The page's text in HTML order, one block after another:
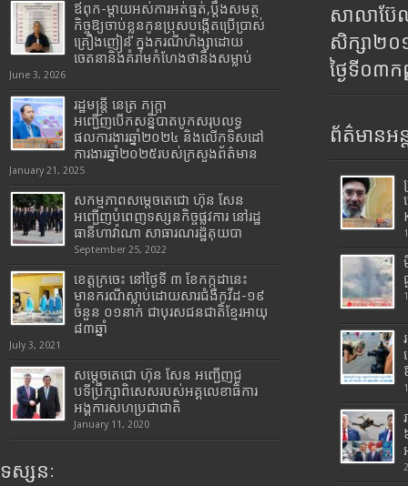
ឪពុក-ម្ដាយអស់ការអត់ធ្មត់,ប្ដឹងសមត្ថ
កិច្ចឱ្យចាប់ខ្លួនកូនប្រុសបង្កើតប្រើប្រាស់
គ្រឿងញៀន ក្នុងករណីហិង្សាដោយ
ចេតនានិងគំរាមកំហែងថានឹងសម្លាប់
June 3, 2026
រដ្ឋមន្រ្តី​ នេត្រ​ ភក្ត្រា​
អញ្ជើញបើកសន្និបាតបូកសរុបលទ្ធ
ផលការងារឆ្នាំ២០២៤ និងលើកទិសដៅ
ការងារឆ្នាំ២០២៥របស់​ក្រសួង​ព័ត៌មាន​
January 21, 2025
សកម្មភាពសម្តេចតេជោ ហ៊ុន សែន
អញ្ជើញបំពេញទស្សនកិច្ចផ្លូវការ នៅរដ្ឋ
ធានីហាវ៉ាណា សាធារណរដ្ឋគុយបា
September 25, 2022
ខេត្តក្រចេះ នៅថ្ងៃទី ៣ ខែកក្កដានេះ
មានករណីស្លាប់ដោយសារជំងឺកូវីដ-១៩
ចំនួន ០១នាក់ ជាបុរសជនជាតិខ្មែរអាយុ
៨៣ឆ្នាំ
July 3, 2021
សម្តេចតេជោ ហ៊ុន សែន អញ្ជើញជួ
បទីប្រឹក្សាពិសេសរបស់អគ្គលេខាធិការ
អង្គការសហប្រជាជាតិ
January 11, 2020
ទស្សនៈ
សាលាប៊ែ
សិក្សា២
ថ្ងៃទី០៣
ព័ត៌មានអន្